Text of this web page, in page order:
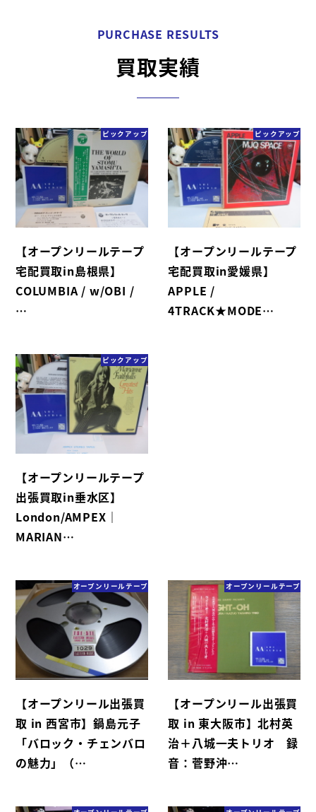
PURCHASE RESULTS
買取実績
ピックアップ
【オープンリールテープ
宅配買取in島根県】
COLUMBIA / w/OBI /
…
ピックアップ
【オープンリールテープ
宅配買取in愛媛県】
APPLE /
4TRACK★MODE…
ピックアップ
【オープンリールテープ
出張買取in垂水区】
London/AMPEX｜
MARIAN…
オープンリールテープ
【オープンリール出張買
取 in 西宮市】鍋島元子
「バロック・チェンバロ
の魅力」（…
オープンリールテープ
【オープンリール出張買
取 in 東大阪市】北村英
治＋八城一夫トリオ 録
音：菅野沖…